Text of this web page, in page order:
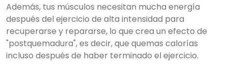
Además, tus músculos necesitan mucha energía
después del ejercicio de alta intensidad para
recuperarse y repararse, lo que crea un efecto de
"postquemadura", es decir, que quemas calorías
incluso después de haber terminado el ejercicio.